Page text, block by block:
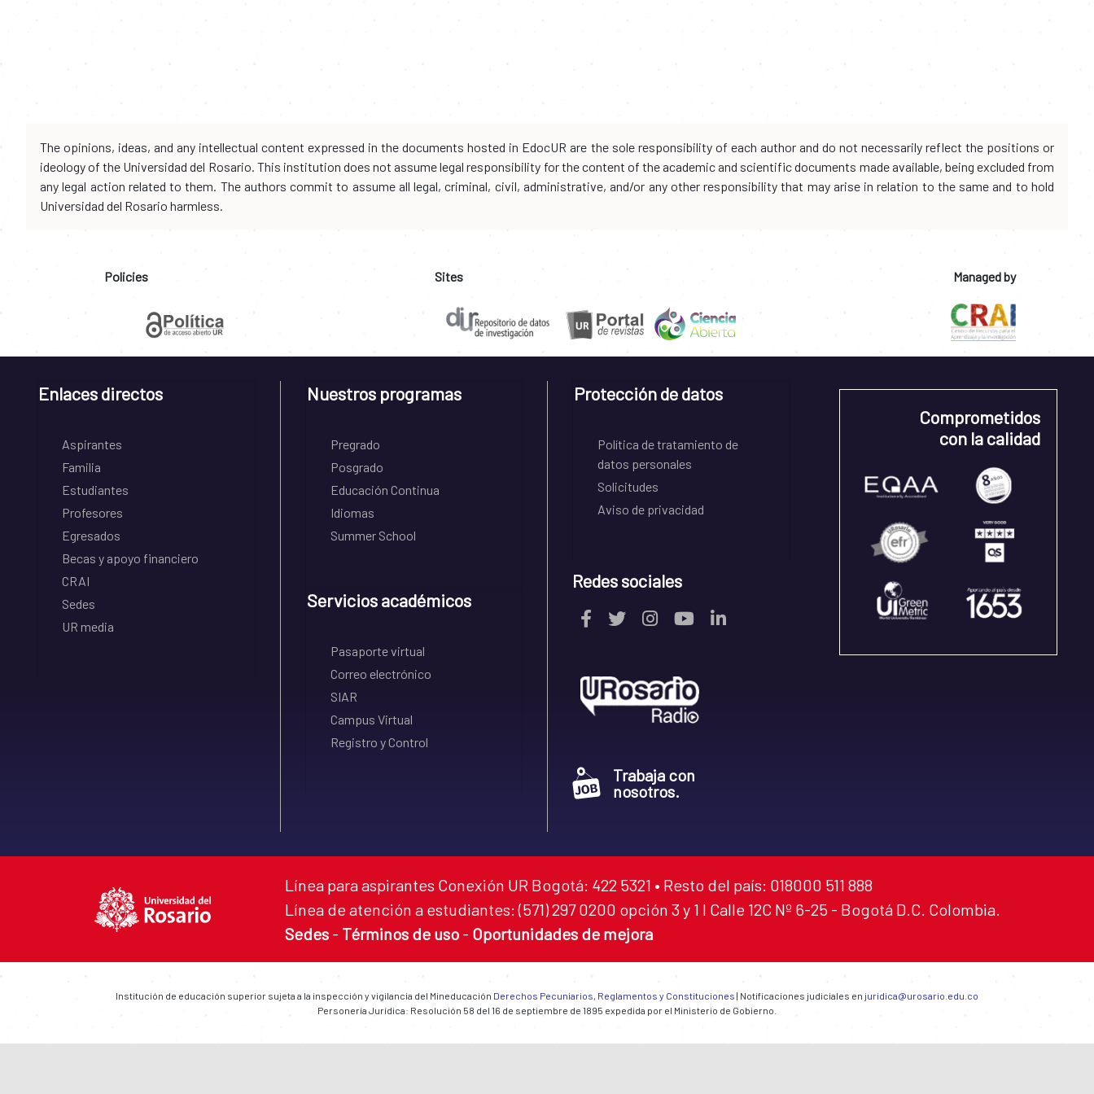
The opinions, ideas, and any intellectual content expressed in the documents hosted in EdocUR are the sole responsibility of each author and do not necessarily reflect the positions or
ideology of the Universidad del Rosario. This institution does not assume legal responsibility for the content of the academic and scientific documents made available, being excluded from
any legal action related to them. The authors commit to assume all legal, criminal, civil, administrative, and/or any other responsibility that may arise in relation to the same and to hold
Universidad del Rosario harmless.
Policies Sites Managed by
Enlaces directos
Aspirantes
Familia
Estudiantes
Profesores
Egresados
Becas y apoyo financiero
CRAI
Sedes
UR media
Nuestros programas
Pregrado
Posgrado
Educación Continua
Idiomas
Summer School
Servicios académicos
Pasaporte virtual
Correo electrónico
SIAR
Campus Virtual
Registro y Control
Protección de datos
Política de tratamiento de
datos personales
Solicitudes
Aviso de privacidad
Redes sociales
Trabaja con
nosotros.
Comprometidos
con la calidad
Línea para aspirantes Conexión UR Bogotá: 422 5321 • Resto del país: 018000 511 888
Línea de atención a estudiantes: (571) 297 0200 opción 3 y 1 I Calle 12C Nº 6-25 - Bogotá D.C. Colombia.
Sedes - Términos de uso - Oportunidades de mejora
Institución de educación superior sujeta a la inspección y vigilancia del Mineducación Derechos Pecuniarios, Reglamentos y Constituciones | Notificaciones judiciales en juridica@urosario.edu.co
Personería Jurídica: Resolución 58 del 16 de septiembre de 1895 expedida por el Ministerio de Gobierno.